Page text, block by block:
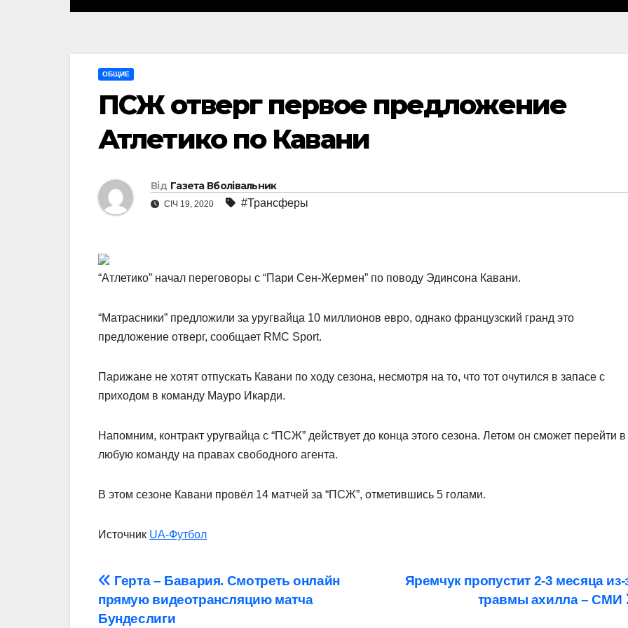
ОБЩИЕ
ПСЖ отверг первое предложение
Атлетико по Кавани
Від Газета Вболівальник
СІЧ 19, 2020 #Трансферы
“Атлетико” начал переговоры с “Пари Сен-Жермен” по поводу Эдинсона Кавани.
“Матрасники” предложили за уругвайца 10 миллионов евро, однако французский гранд это
предложение отверг, сообщает RMC Sport.
Парижане не хотят отпускать Кавани по ходу сезона, несмотря на то, что тот очутился в запасе с
приходом в команду Мауро Икарди.
Напомним, контракт уругвайца с “ПСЖ” действует до конца этого сезона. Летом он сможет перейти в
любую команду на правах свободного агента.
В этом сезоне Кавани провёл 14 матчей за “ПСЖ”, отметившись 5 голами.
Источник UA-Футбол
Навігація
записів
Яремчук пропустит 2-3 месяца из-
травмы ахилла – СМИ
Герта – Бавария. Смотреть онлайн
прямую видеотрансляцию матча
Бундеслиги